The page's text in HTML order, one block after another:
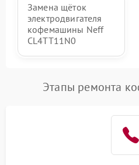
Замена щёток
электродвигателя
кофемашины Neff
CL4TT11N0
Этапы ремонта